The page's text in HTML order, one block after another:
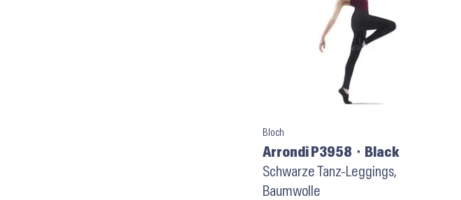
Bloch
Arrondi P3958 ⬝ Black
Schwarze Tanz-Leggings,
Baumwolle